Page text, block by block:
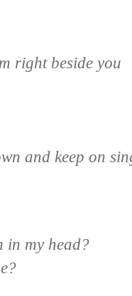
right beside you
and keep on
in my head?